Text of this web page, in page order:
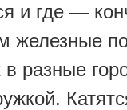
и где —
железные
разные